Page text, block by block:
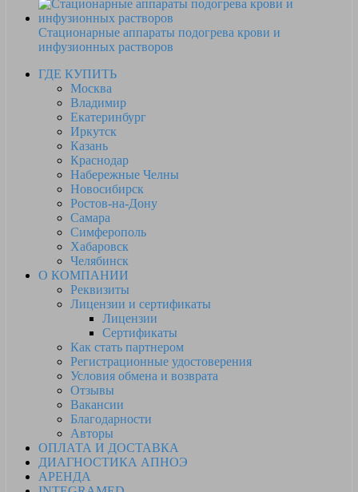
Стационарные аппараты подогрева крови и
инфузионных растворов
ГДЕ КУПИТЬ
Москва
Владимир
Екатеринбург
Иркутск
Казань
Краснодар
Набережные Челны
Новосибирск
Ростов-на-Дону
Самара
Симферополь
Хабаровск
Челябинск
О КОМПАНИИ
Реквизиты
Лицензии и сертификаты
Лицензии
Сертификаты
Как стать партнером
Регистрационные удостоверения
Условия обмена и возврата
Отзывы
Вакансии
Благодарности
Авторы
ОПЛАТА И ДОСТАВКА
ДИАГНОСТИКА АПНОЭ
АРЕНДА